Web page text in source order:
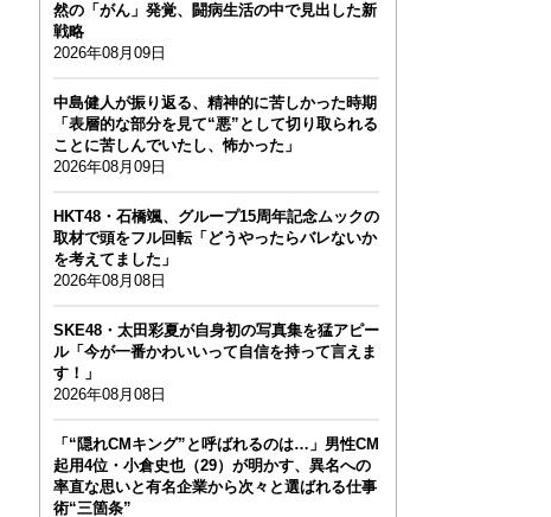
然の「がん」発覚、闘病生活の中で見出した新
戦略
2026年08月09日
中島健人が振り返る、精神的に苦しかった時期
「表層的な部分を見て“悪”として切り取られる
ことに苦しんでいたし、怖かった」
2026年08月09日
HKT48・石橋颯、グループ15周年記念ムックの
取材で頭をフル回転「どうやったらバレないか
を考えてました」
2026年08月08日
SKE48・太田彩夏が自身初の写真集を猛アピー
ル「今が一番かわいいって自信を持って言えま
す！」
2026年08月08日
「“隠れCMキング”と呼ばれるのは…」男性CM
起用4位・小倉史也（29）が明かす、異名への
率直な思いと有名企業から次々と選ばれる仕事
術“三箇条”